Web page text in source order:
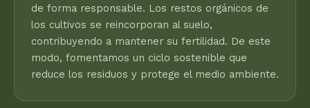
de forma responsable. Los restos orgánicos de
los cultivos se reincorporan al suelo,
contribuyendo a mantener su fertilidad. De este
modo, fomentamos un ciclo sostenible que
reduce los residuos y protege el medio ambiente.